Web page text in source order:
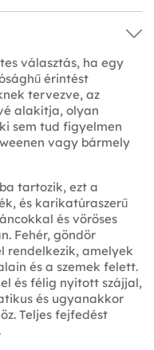
választás, ha egy
érintést
tervezve, az
alakítja, olyan
sem tud figyelmen
vagy bármely
tartozik, ezt a
és karikatúraszerű
és vöröses
Fehér, göndör
rendelkezik, amelyek
és a szemek felett.
és félig nyitott szájjal,
és ugyanakkor
Teljes fejfedést